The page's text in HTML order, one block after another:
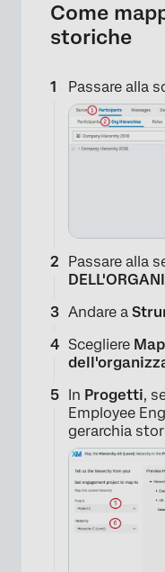
Come
storiche
Passare alla
Passare alla
Andare a
Scegliere
In Progetti,
Employee
gerarchia